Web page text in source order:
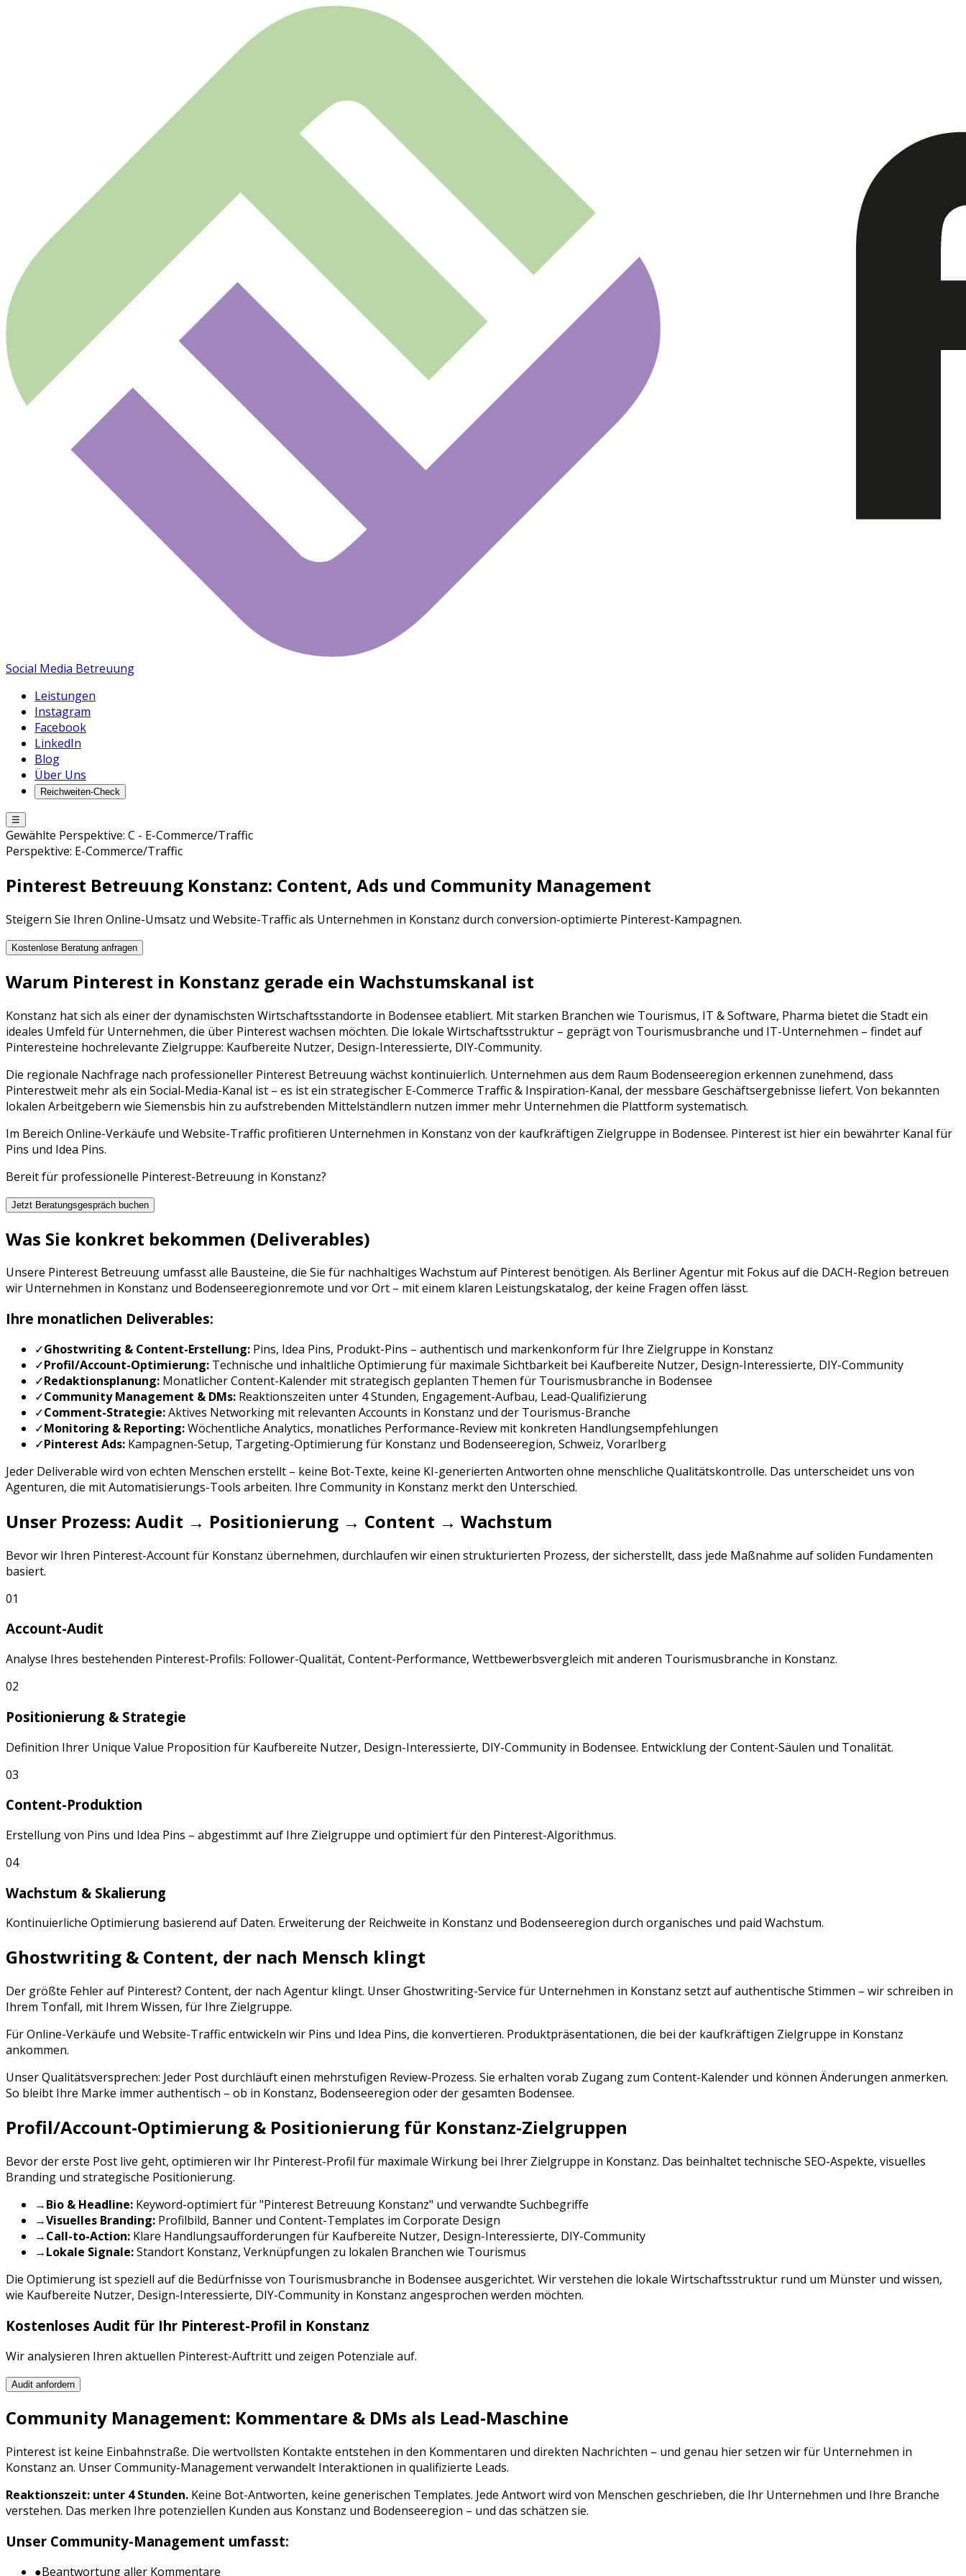
Social Media Betreuung
Leistungen
Instagram
Facebook
LinkedIn
Blog
Über Uns
Reichweiten-Check
☰
Gewählte Perspektive: C - E-Commerce/Traffic
Perspektive: E-Commerce/Traffic
Pinterest Betreuung Konstanz: Content, Ads und Community Management
Steigern Sie Ihren Online-Umsatz und Website-Traffic als Unternehmen in Konstanz durch conversion-optimierte Pinterest-Kampagnen.
Kostenlose Beratung anfragen
Warum Pinterest in Konstanz gerade ein Wachstumskanal ist
Konstanz hat sich als einer der dynamischsten Wirtschaftsstandorte in Bodensee etabliert. Mit starken Branchen wie Tourismus, IT & Software, Pharma bietet die Stadt ein
ideales Umfeld für Unternehmen, die über Pinterestwachsen möchten. Die lokale Wirtschaftsstruktur – geprägt von Tourismusbranche und IT-Unternehmen – findet auf
Pinteresteine hochrelevante Zielgruppe: Kaufbereite Nutzer, Design-Interessierte, DIY-Community.
Die regionale Nachfrage nach professioneller Pinterest Betreuungwächst kontinuierlich. Unternehmen aus dem Raum Bodenseeregion erkennen zunehmend, dass
Pinterestweit mehr als ein Social-Media-Kanal ist – es ist ein strategischer E-Commerce Traffic & Inspiration-Kanal, der messbare Geschäftsergebnisse liefert. Von bekannten
lokalen Arbeitgebern wie Siemensbis hin zu aufstrebenden Mittelständlern nutzen immer mehr Unternehmen die Plattform systematisch.
Im Bereich Online-Verkäufe und Website-Traffic profitieren Unternehmen in Konstanz von der kaufkräftigen Zielgruppe in Bodensee. Pinterest ist hier ein bewährter Kanal für
Pins und Idea Pins.
Bereit für professionelle Pinterest-Betreuung in Konstanz?
Jetzt Beratungsgespräch buchen
Was Sie konkret bekommen (Deliverables)
Unsere Pinterest Betreuung umfasst alle Bausteine, die Sie für nachhaltiges Wachstum auf Pinterest benötigen. Als Berliner Agentur mit Fokus auf die DACH-Region betreuen
wir Unternehmen in Konstanz und Bodenseeregionremote und vor Ort – mit einem klaren Leistungskatalog, der keine Fragen offen lässt.
Ihre monatlichen Deliverables:
✓Ghostwriting & Content-Erstellung: Pins, Idea Pins, Produkt-Pins – authentisch und markenkonform für Ihre Zielgruppe in Konstanz
✓Profil/Account-Optimierung: Technische und inhaltliche Optimierung für maximale Sichtbarkeit bei Kaufbereite Nutzer, Design-Interessierte, DIY-Community
✓Redaktionsplanung: Monatlicher Content-Kalender mit strategisch geplanten Themen für Tourismusbranche in Bodensee
✓Community Management & DMs: Reaktionszeiten unter 4 Stunden, Engagement-Aufbau, Lead-Qualifizierung
✓Comment-Strategie:Aktives Networking mit relevanten Accounts in Konstanz und der Tourismus-Branche
✓Monitoring & Reporting:Wöchentliche Analytics, monatliches Performance-Review mit konkreten Handlungsempfehlungen
✓Pinterest Ads: Kampagnen-Setup, Targeting-Optimierung für Konstanz und Bodenseeregion, Schweiz, Vorarlberg
Jeder Deliverable wird von echten Menschen erstellt – keine Bot-Texte, keine KI-generierten Antworten ohne menschliche Qualitätskontrolle. Das unterscheidet uns von
Agenturen, die mit Automatisierungs-Tools arbeiten. Ihre Community in Konstanz merkt den Unterschied.
Unser Prozess: Audit → Positionierung → Content → Wachstum
Bevor wir Ihren Pinterest-Account für Konstanz übernehmen, durchlaufen wir einen strukturierten Prozess, der sicherstellt, dass jede Maßnahme auf soliden Fundamenten
basiert.
01
Account-Audit
Analyse Ihres bestehenden Pinterest-Profils: Follower-Qualität, Content-Performance, Wettbewerbsvergleich mit anderen Tourismusbranche in Konstanz.
02
Positionierung & Strategie
Definition Ihrer Unique Value Proposition für Kaufbereite Nutzer, Design-Interessierte, DIY-Community in Bodensee. Entwicklung der Content-Säulen und Tonalität.
03
Content-Produktion
Erstellung von Pins und Idea Pins – abgestimmt auf Ihre Zielgruppe und optimiert für den Pinterest-Algorithmus.
04
Wachstum & Skalierung
Kontinuierliche Optimierung basierend auf Daten. Erweiterung der Reichweite in Konstanz und Bodenseeregion durch organisches und paid Wachstum.
Ghostwriting & Content, der nach Mensch klingt
Der größte Fehler auf Pinterest? Content, der nach Agentur klingt. Unser Ghostwriting-Service für Unternehmen in Konstanz setzt auf authentische Stimmen – wir schreiben in
Ihrem Tonfall, mit Ihrem Wissen, für Ihre Zielgruppe.
Für Online-Verkäufe und Website-Traffic entwickeln wir Pins und Idea Pins, die konvertieren. Produktpräsentationen, die bei der kaufkräftigen Zielgruppe in Konstanz
ankommen.
Unser Qualitätsversprechen: Jeder Post durchläuft einen mehrstufigen Review-Prozess. Sie erhalten vorab Zugang zum Content-Kalender und können Änderungen anmerken.
So bleibt Ihre Marke immer authentisch – ob in Konstanz, Bodenseeregion oder der gesamten Bodensee.
Profil/Account-Optimierung & Positionierung für Konstanz-Zielgruppen
Bevor der erste Post live geht, optimieren wir Ihr Pinterest-Profil für maximale Wirkung bei Ihrer Zielgruppe in Konstanz. Das beinhaltet technische SEO-Aspekte, visuelles
Branding und strategische Positionierung.
→Bio & Headline: Keyword-optimiert für "Pinterest Betreuung Konstanz" und verwandte Suchbegriffe
→Visuelles Branding: Profilbild, Banner und Content-Templates im Corporate Design
→Call-to-Action: Klare Handlungsaufforderungen für Kaufbereite Nutzer, Design-Interessierte, DIY-Community
→Lokale Signale:Standort Konstanz, Verknüpfungen zu lokalen Branchen wie Tourismus
Die Optimierung ist speziell auf die Bedürfnisse von Tourismusbranche in Bodensee ausgerichtet. Wir verstehen die lokale Wirtschaftsstruktur rund um Münster und wissen,
wie Kaufbereite Nutzer, Design-Interessierte, DIY-Community in Konstanz angesprochen werden möchten.
Kostenloses Audit für Ihr Pinterest-Profil in Konstanz
Wir analysieren Ihren aktuellen Pinterest-Auftritt und zeigen Potenziale auf.
Audit anfordern
Community Management: Kommentare & DMs als Lead-Maschine
Pinterest ist keine Einbahnstraße. Die wertvollsten Kontakte entstehen in den Kommentaren und direkten Nachrichten – und genau hier setzen wir für Unternehmen in
Konstanz an. Unser Community-Management verwandelt Interaktionen in qualifizierte Leads.
Reaktionszeit: unter 4 Stunden. Keine Bot-Antworten, keine generischen Templates. Jede Antwort wird von Menschen geschrieben, die Ihr Unternehmen und Ihre Branche
verstehen. Das merken Ihre potenziellen Kunden aus Konstanz und Bodenseeregion – und das schätzen sie.
Unser Community-Management umfasst:
●Beantwortung aller Kommentare